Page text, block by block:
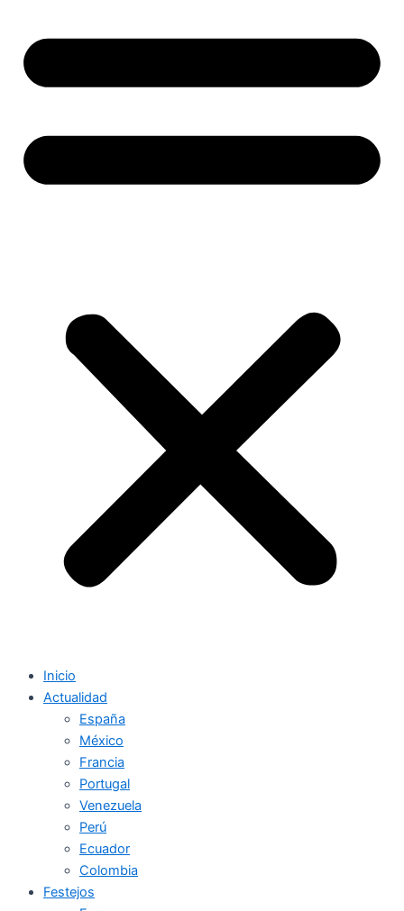
Inicio
Actualidad
España
México
Francia
Portugal
Venezuela
Perú
Ecuador
Colombia
Festejos